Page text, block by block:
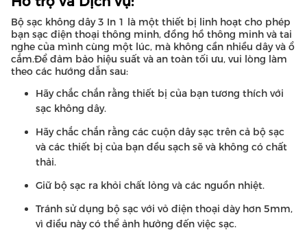
Bộ sạc không dây 3 In 1 là một thiết bị linh hoạt cho phép
bạn sạc điện thoại thông minh, đồng hồ thông minh và tai
nghe của mình cùng một lúc, mà không cần nhiều dây và ổ
cắm.Để đảm bảo hiệu suất và an toàn tối ưu, vui lòng làm
theo các hướng dẫn sau:
Hãy chắc chắn rằng thiết bị của bạn tương thích với
sạc không dây.
Hãy chắc chắn rằng các cuộn dây sạc trên cả bộ sạc
và các thiết bị của bạn đều sạch sẽ và không có chất
thải.
Giữ bộ sạc ra khỏi chất lỏng và các nguồn nhiệt.
Tránh sử dụng bộ sạc với vỏ điện thoại dày hơn 5mm,
vì điều này có thể ảnh hưởng đến việc sạc.